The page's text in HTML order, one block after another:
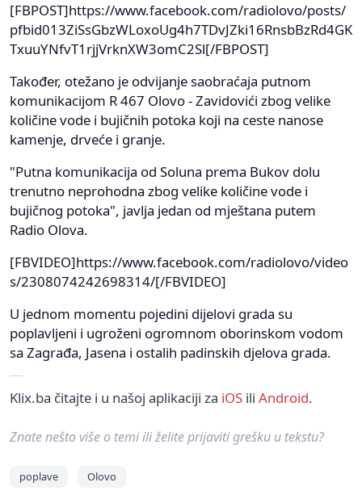
[FBPOST]https://www.facebook.com/radiolovo/posts/
pfbid013ZiSsGbzWLoxoUg4h7TDvJZki16RnsbBzRd4GK
TxuuYNfvT1rjjVrknXW3omC2Sl[/FBPOST]
Također, otežano je odvijanje saobraćaja putnom
komunikacijom R 467 Olovo - Zavidovići zbog velike
količine vode i bujičnih potoka koji na ceste nanose
kamenje, drveće i granje.
"Putna komunikacija od Soluna prema Bukov dolu
trenutno neprohodna zbog velike količine vode i
bujičnog potoka", javlja jedan od mještana putem
Radio Olova.
[FBVIDEO]https://www.facebook.com/radiolovo/video
s/2308074242698314/[/FBVIDEO]
U jednom momentu pojedini dijelovi grada su
poplavljeni i ugroženi ogromnom oborinskom vodom
sa Zagrađa, Jasena i ostalih padinskih djelova grada.
Klix.ba čitajte i u našoj aplikaciji za iOS ili Android.
Znate nešto više o temi ili želite prijaviti grešku u tekstu?
poplave Olovo